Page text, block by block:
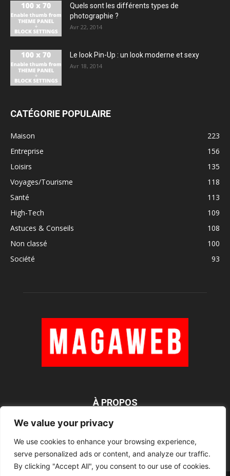
We value your privacy
We use cookies to enhance your browsing experience,
serve personalized ads or content, and analyze our traffic.
By clicking "Accept All", you consent to our use of cookies.
Quels sont les différents types de
photographie ?
Avr 22, 2014
Le look Pin-Up : un look moderne et sexy
Avr 18, 2014
CATÉGORIE POPULAIRE
Maison
223
Entreprise
156
Loisirs
135
Voyages/Tourisme
118
Santé
113
High-Tech
109
Astuces & Conseils
108
Non classé
100
Société
93
À PROPOS
SUIVEZ NOUS